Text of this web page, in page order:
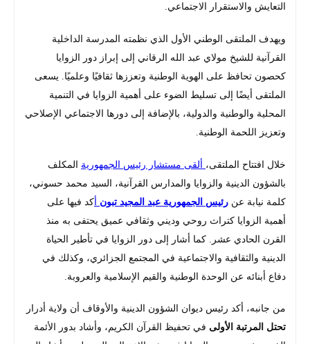
التعايش والاستقرار الاجتماعي.
ويهدف الملتقى الوطني الأول الذي نظمته المدرسة الداخلية
القرآنية للشيخ مولاي عبد الله الرقاني إلى إبراز دور الزوايا
كحصون تحافظ على الهوية الوطنية وتعززها ثقافيًا وعلميًا. يسعى
الملتقى أيضًا إلى تسليط الضوء على أهمية الزوايا في التنمية
المحلية والوطنية والدولية، بالإضافة إلى دورها الاجتماعي الإصلاحي
وتعزيز اللحمة الوطنية.
خلال افتتاح الملتقى، ألقى مستشار رئيس الجمهورية المكلف
بالشؤون الدينية والزوايا والمدارس القرآنية، السيد محمد حسوني،
كلمة نيابة عن رئيس الجمهورية عبد المجيد تبون أكد فيها على
أهمية الزوايا كتراث روحي وديني وثقافي عميق يحتفى به منذ
القرن الحادي عشر. كما أشار إلى دور الزوايا في تأطير الحياة
الدينية والثقافية والاجتماعية في المجتمع الجزائري، وكذلك في
دفاع أبنائه عن الوحدة الوطنية والقيم الإسلامية والعروبة.
من جانبه، أكد رئيس ديوان الشؤون الدينية والأوقاف أن ولاية أدرار
تحتل المرتبة الأولى في تحفيظ القرآن الكريم، وأشاد بدور الأئمة